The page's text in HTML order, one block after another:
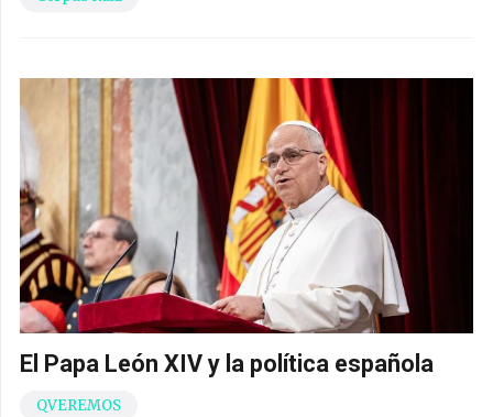
El Papa León XIV y la política española
QVEREMOS